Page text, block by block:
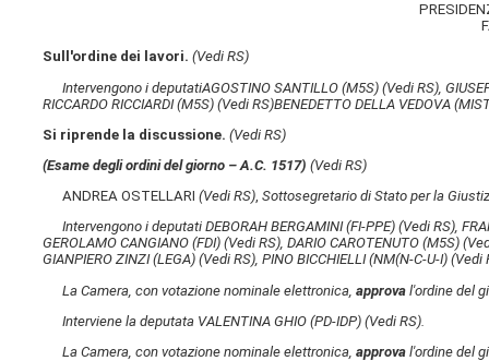
Sull'ordine dei lavori. (Vedi RS)
Intervengono i deputatiAGOSTINO SANTILLO (M5S)(Vedi RS) ,
RICCARDO RICCIARDI (M5S)(Vedi RS)BENEDETTO DELLA VEDOVA
Si riprende la discussione. (Vedi RS)
(Esame degli ordini del giorno – A.C. 1517​) (Vedi RS)
ANDREA OSTELLARI(Vedi RS), Sottosegretario di Stato per la
Intervengono i deputati DEBORAH BERGAMINI (FI-PPE)(Vedi RS),
GEROLAMO CANGIANO (FDI)(Vedi RS), DARIO CAROTENUTO (M5S)
GIANPIERO ZINZI (LEGA)(Vedi RS), PINO BICCHIELLI (NM(N-C-U-I)(Vedi
La Camera, con votazione nominale elettronica,approva l'ordine del
Interviene la deputata VALENTINA GHIO (PD-IDP)(Vedi RS)
La Camera, con votazione nominale elettronica,approva l'ordine del